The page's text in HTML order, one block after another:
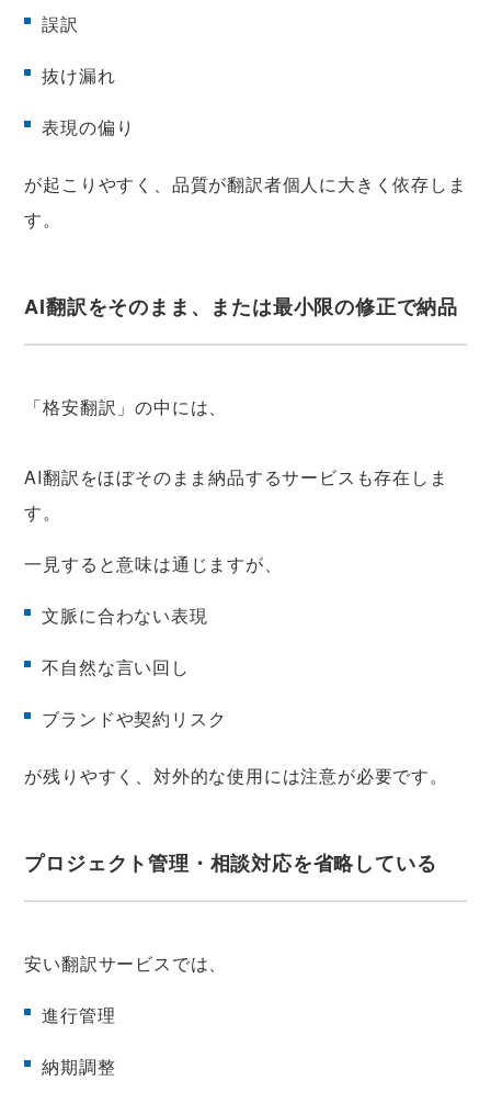
誤訳
抜け漏れ
表現の偏り
が起こりやすく、品質が翻訳者個人に大きく依存しま
す。
AI翻訳をそのまま、または最小限の修正で納品
「格安翻訳」の中には、
AI翻訳をほぼそのまま納品するサービスも存在しま
す。
一見すると意味は通じますが、
文脈に合わない表現
不自然な言い回し
ブランドや契約リスク
が残りやすく、対外的な使用には注意が必要です。
プロジェクト管理・相談対応を省略している
安い翻訳サービスでは、
進行管理
納期調整